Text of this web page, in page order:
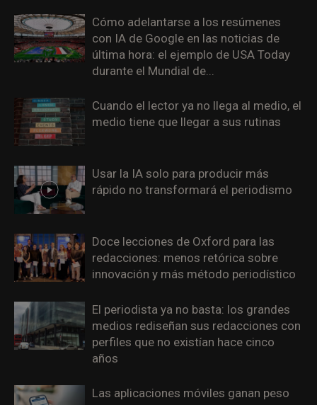
Cómo adelantarse a los resúmenes
con IA de Google en las noticias de
última hora: el ejemplo de USA Today
durante el Mundial de...
Cuando el lector ya no llega al medio, el
medio tiene que llegar a sus rutinas
Usar la IA solo para producir más
rápido no transformará el periodismo
Doce lecciones de Oxford para las
redacciones: menos retórica sobre
innovación y más método periodístico
El periodista ya no basta: los grandes
medios rediseñan sus redacciones con
perfiles que no existían hace cinco
años
Las aplicaciones móviles ganan peso